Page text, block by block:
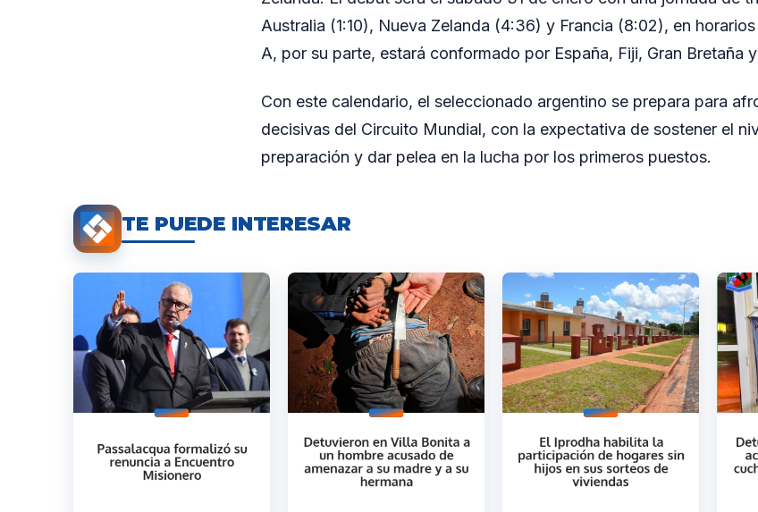
Australia (1:10), Nueva Zelanda (4:36) y Francia (8:02), en
A, por su parte, estará conformado por España, Fiji, Gran Bretaña
Con este calendario, el seleccionado argentino se prepara para
decisivas del Circuito Mundial, con la expectativa de sostener el
preparación y dar pelea en la lucha por los primeros puestos.
TE PUEDE INTERESAR